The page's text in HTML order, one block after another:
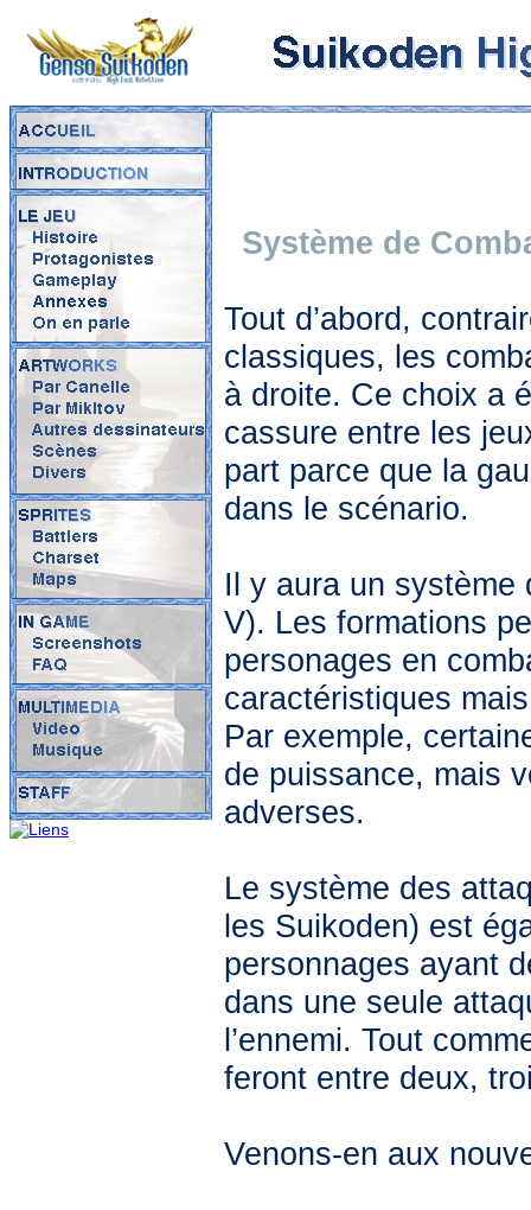
Système de
Tout d’abord,
classiques, les
à droite. Ce choix a
cassure entre les
part parce que la
dans le scénario.
Il y aura un système
V). Les formations
personages en
caractéristiques
Par exemple,
de puissance, mais
adverses.
Le système des
les Suikoden) est
personnages ayant
dans une seule
l’ennemi. Tout
feront entre deux,
Venons-en aux